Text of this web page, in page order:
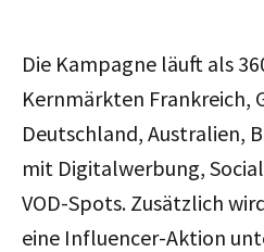
Die Kampagne läuft als
Kernmärkten Frankreich,
Deutschland, Australien,
mit Digitalwerbung,
VOD-Spots. Zusätzlich
eine Influencer-Aktion